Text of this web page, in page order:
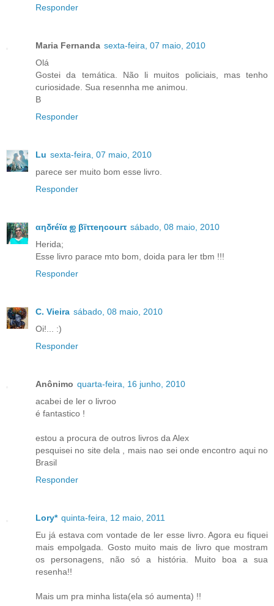
Responder
Maria Fernanda sexta-feira, 07 maio, 2010
Olá
Gostei da temática. Não li muitos policiais, mas tenho
curiosidade. Sua resennha me animou.
B
Responder
Lu sexta-feira, 07 maio, 2010
parece ser muito bom esse livro.
Responder
αηδréϊα ஐ βϊττeηcourτ sábado, 08 maio, 2010
Herida;
Esse livro parace mto bom, doida para ler tbm !!!
Responder
C. Vieira sábado, 08 maio, 2010
Oi!... :)
Responder
Anônimo quarta-feira, 16 junho, 2010
acabei de ler o livroo
é fantastico !
estou a procura de outros livros da Alex
pesquisei no site dela , mais nao sei onde encontro aqui no
Brasil
Responder
Lory* quinta-feira, 12 maio, 2011
Eu já estava com vontade de ler esse livro. Agora eu fiquei
mais empolgada. Gosto muito mais de livro que mostram
os personagens, não só a história. Muito boa a sua
resenha!!
Mais um pra minha lista(ela só aumenta) !!